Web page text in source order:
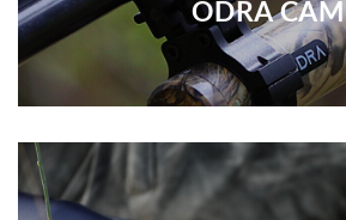
ODRA CAM